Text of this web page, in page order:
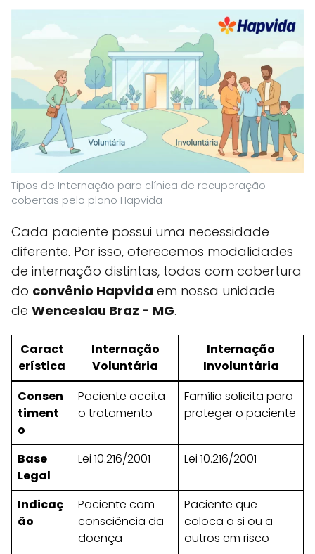
Tipos de Internação para clínica de recuperação
cobertas pelo plano Hapvida
Cada paciente possui uma necessidade
diferente. Por isso, oferecemos modalidades
de internação distintas, todas com cobertura
do convênio Hapvida em nossa unidade
de Wenceslau Braz - MG.
Caract
erística
Internação
Voluntária
Internação
Involuntária
Consen
timent
o
Paciente aceita
o tratamento
Família solicita para
proteger o paciente
Base
Legal
Lei 10.216/2001 Lei 10.216/2001
Indicaç
ão
Paciente com
consciência da
doença
Paciente que
coloca a si ou a
outros em risco